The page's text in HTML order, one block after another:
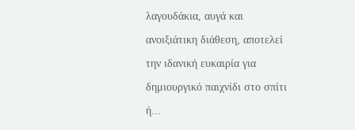
λαγουδάκια, αυγά και
ανοιξιάτικη διάθεση, αποτελεί
την ιδανική ευκαιρία για
δημιουργικό παιχνίδι στο σπίτι
ή...